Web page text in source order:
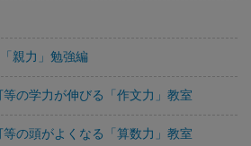
親力」勉強編
の学力が伸びる「作文力」教室
の頭がよくなる「算数力」教室